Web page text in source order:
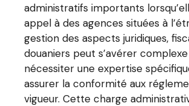
administratifs importants
appel à des agences situées à
gestion des aspects juridiques,
douaniers peut s’avérer
nécessiter une expertise
assurer la conformité aux
vigueur. Cette charge